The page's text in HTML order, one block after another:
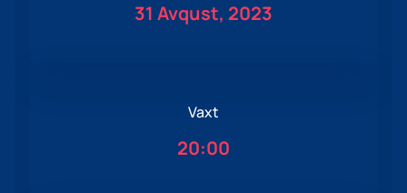
31 Avqust, 2023
Vaxt
20:00